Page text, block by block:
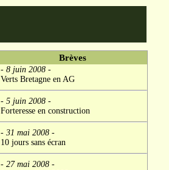
Brèves
- 8 juin 2008-
Verts Bretagne en AG
- 5 juin 2008-
Forteresse en construction
- 31 mai 2008-
10 jours sans écran
- 27 mai 2008-